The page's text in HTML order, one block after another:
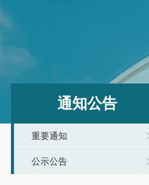
通知公告
重要通知
公示公告